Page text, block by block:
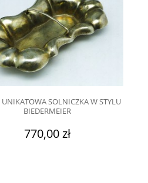
UNIKATOWA SOLNICZKA W STYLU
BIEDERMEIER
770,00 zł